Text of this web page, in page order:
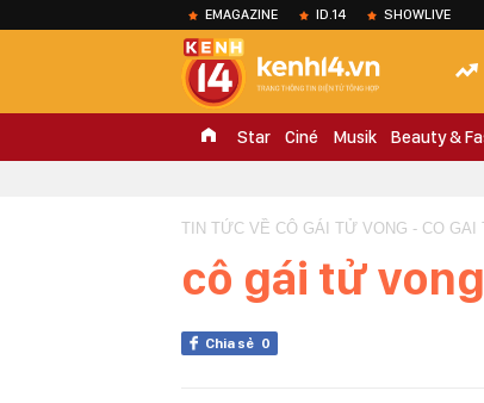
EMAGAZINE ID.14 SHOWLIVE
Star Ciné Musik Beauty &
TIN TỨC VỀ CÔ GÁI TỬ VONG - CO GAI
cô gái tử vong
Chia sẻ 0